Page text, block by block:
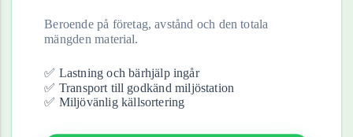
Beroende på företag, avstånd och den totala
mängden material.
✅ Lastning och bärhjälp ingår
✅ Transport till godkänd miljöstation
✅ Miljövänlig källsortering